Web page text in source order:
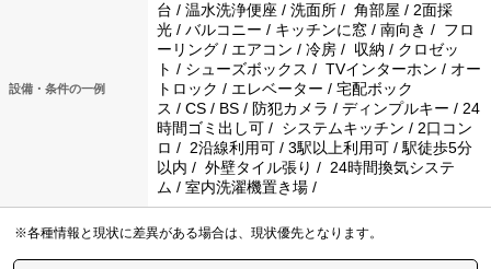
設備・条件の一例
台 / 温水洗浄便座 / 洗面所 / 角部屋 / 2面採
光 / バルコニー / キッチンに窓 / 南向き / フロ
ーリング / エアコン / 冷房 / 収納 / クロゼッ
ト / シューズボックス / TVインターホン / オー
トロック / エレベーター / 宅配ボック
ス / CS / BS / 防犯カメラ / ディンプルキー / 24
時間ゴミ出し可 / システムキッチン / 2口コン
ロ / 2沿線利用可 / 3駅以上利用可 / 駅徒歩5分
以内 / 外壁タイル張り / 24時間換気システ
ム / 室内洗濯機置き場 /
※各種情報と現状に差異がある場合は、現状優先となります。